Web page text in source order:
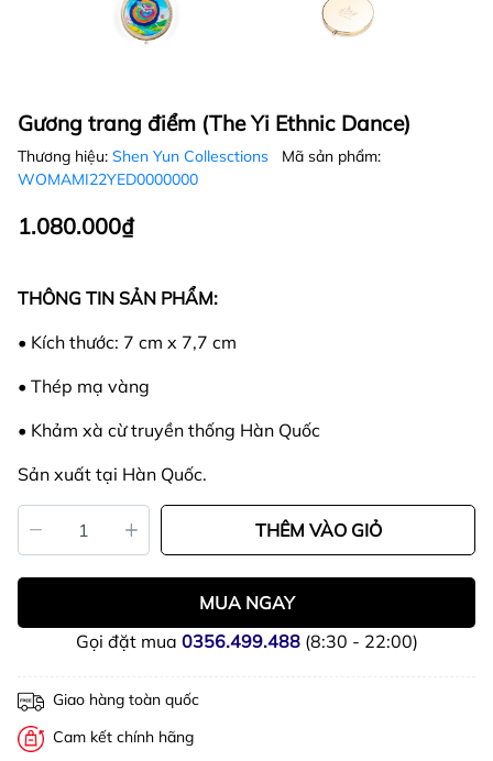
Gương trang điểm (The Yi Ethnic Dance)
Thương hiệu: Shen Yun Collesctions
Mã sản phẩm:
WOMAMI22YED0000000
1.080.000₫
THÔNG TIN SẢN PHẨM:
• Kích thước: 7 cm x 7,7 cm
• Thép mạ vàng
• Khảm xà cừ truyền thống Hàn Quốc
Sản xuất tại Hàn Quốc.
THÊM VÀO GIỎ
MUA NGAY
Gọi đặt mua 0356.499.488(8:30 - 22:00)
Giao hàng toàn quốc
Cam kết chính hãng